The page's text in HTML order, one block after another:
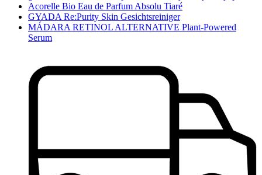
Acorelle Bio Eau de Parfum Absolu Tiaré
GYADA Re:Purity Skin Gesichtsreiniger
MÁDARA RETINOL ALTERNATIVE Plant-Powered
Serum